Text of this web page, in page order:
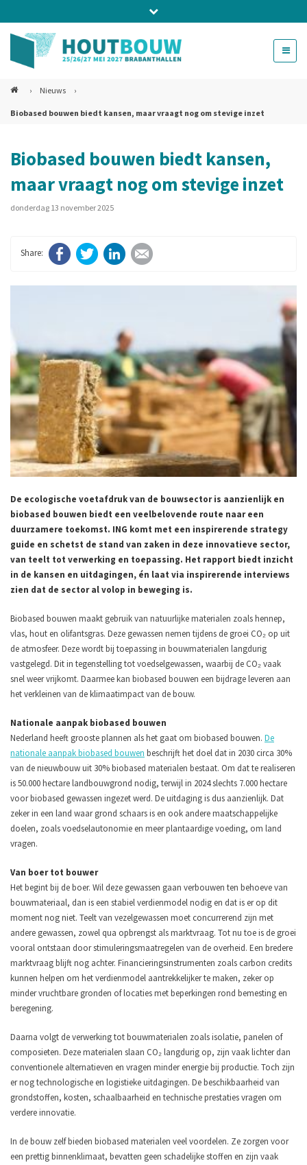
Bel ons voor info 0294 - 74 50 70
beurs@54events.nl
› Nieuws ›
Biobased bouwen biedt kansen, maar vraagt nog om stevige inzet
Biobased bouwen biedt kansen,
maar vraagt nog om stevige inzet
donderdag 13 november 2025
FacebookTwitter LinkedIn
De ecologische voetafdruk van de bouwsector is aanzienlijk en
biobased bouwen biedt een veelbelovende route naar een
duurzamere toekomst. ING komt met een inspirerende strategy
guide en schetst de stand van zaken in deze innovatieve sector,
van teelt tot verwerking en toepassing. Het rapport biedt inzicht
in de kansen en uitdagingen, én laat via inspirerende interviews
zien dat de sector al volop in beweging is.
Biobased bouwen maakt gebruik van natuurlijke materialen zoals hennep,
vlas, hout en olifantsgras. Deze gewassen nemen tijdens de groei CO₂ op uit
de atmosfeer. Deze wordt bij toepassing in bouwmaterialen langdurig
vastgelegd. Dit in tegenstelling tot voedselgewassen, waarbij de CO₂ vaak
snel weer vrijkomt. Daarmee kan biobased bouwen een bijdrage leveren aan
het verkleinen van de klimaatimpact van de bouw.
Nationale aanpak biobased bouwen
Nederland heeft grooste plannen als het gaat om biobased bouwen. De
nationale aanpak biobased bouwen beschrijft het doel dat in 2030 circa 30%
van de nieuwbouw uit 30% biobased materialen bestaat. Om dat te realiseren
is 50.000 hectare landbouwgrond nodig, terwijl in 2024 slechts 7.000 hectare
voor biobased gewassen ingezet werd. De uitdaging is dus aanzienlijk. Dat
zeker in een land waar grond schaars is en ook andere maatschappelijke
doelen, zoals voedselautonomie en meer plantaardige voeding, om land
vragen.
Van boer tot bouwer
Het begint bij de boer. Wil deze gewassen gaan verbouwen ten behoeve van
bouwmateriaal, dan is een stabiel verdienmodel nodig en dat is er op dit
moment nog niet. Teelt van vezelgewassen moet concurrerend zijn met
andere gewassen, zowel qua opbrengst als marktvraag. Tot nu toe is de groei
vooral ontstaan door stimuleringsmaatregelen van de overheid. Een bredere
marktvraag blijft nog achter. Financieringsinstrumenten zoals carbon credits
kunnen helpen om het verdienmodel aantrekkelijker te maken, zeker op
minder vruchtbare gronden of locaties met beperkingen rond bemesting en
beregening.
Daarna volgt de verwerking tot bouwmaterialen zoals isolatie, panelen of
composieten. Deze materialen slaan CO₂ langdurig op, zijn vaak lichter dan
conventionele alternatieven en vragen minder energie bij productie. Toch zijn
er nog technologische en logistieke uitdagingen. De beschikbaarheid van
grondstoffen, kosten, schaalbaarheid en technische prestaties vragen om
verdere innovatie.
In de bouw zelf bieden biobased materialen veel voordelen. Ze zorgen voor
een prettig binnenklimaat, bevatten geen schadelijke stoffen en zijn vaak